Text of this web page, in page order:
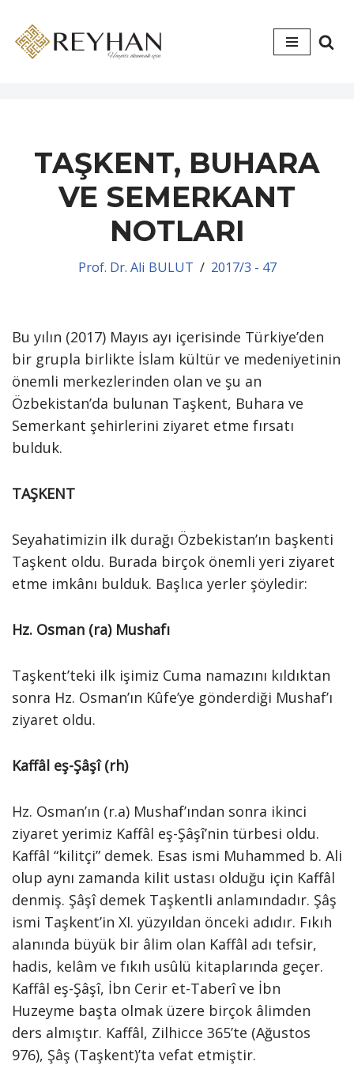
İçeriğe
TAŞKENT, BUHARA
VE SEMERKANT
NOTLARI
Prof. Dr. Ali BULUT 2017/3 - 47
Bu yılın (2017) Mayıs ayı içerisinde Türkiye’den
bir grupla birlikte İslam kültür ve medeniyetinin
önemli merkezlerinden olan ve şu an
Özbekistan’da bulunan Taşkent, Buhara ve
Semerkant şehirlerini ziyaret etme fırsatı
bulduk.
TAŞKENT
Seyahatimizin ilk durağı Özbekistan’ın başkenti
Taşkent oldu. Burada birçok önemli yeri ziyaret
etme imkânı bulduk. Başlıca yerler şöyledir:
Hz. Osman (ra) Mushafı
Taşkent’teki ilk işimiz Cuma namazını kıldıktan
sonra Hz. Osman’ın Kûfe’ye gönderdiği Mushaf’ı
ziyaret oldu.
Kaffâl eş-Şâşî (rh)
Hz. Osman’ın (r.a) Mushaf’ından sonra ikinci
ziyaret yerimiz Kaffâl eş-Şâşî’nin türbesi oldu.
Kaffâl “kilitçi” demek. Esas ismi Muhammed b. Ali
olup aynı zamanda kilit ustası olduğu için Kaffâl
denmiş. Şâşî demek Taşkentli anlamındadır. Şâş
ismi Taşkent’in XI. yüzyıldan önceki adıdır. Fıkıh
alanında büyük bir âlim olan Kaffâl adı tefsir,
hadis, kelâm ve fıkıh usûlü kitaplarında geçer.
Kaffâl eş-Şâşî, İbn Cerir et-Taberî ve İbn
Huzeyme başta olmak üzere birçok âlimden
ders almıştır. Kaffâl, Zilhicce 365’te (Ağustos
976), Şâş (Taşkent)’ta vefat etmiştir.